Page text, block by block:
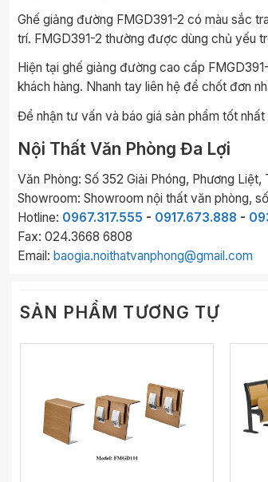
Ghế giảng đường FMGD391-2 có màu sắc
trí. FMGD391-2 thường được dùng chủ yếu
Hiện tại ghế giảng đường cao cấp
khách hàng. Nhanh tay liên hệ để chốt đơn
Để nhận tư vấn và báo giá sản phẩm tốt
Nội Thất Văn Phòng Đa Lợi
Văn Phòng: Số 352 Giải Phóng, Phương Liệt,
Showroom: Showroom nội thất văn phòng,
Hotline: 0967.317.555 - 0917.673.888 -
Fax: 024.3668 6808
Email: baogia.noithatvanphong@gmail.com
SẢN PHẨM TƯƠNG TỰ